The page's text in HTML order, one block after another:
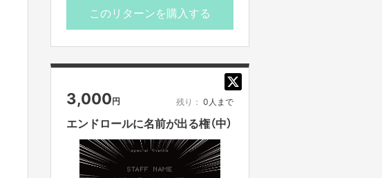
このリターンを購入する
3,000円 残り： 0人まで
エンドロールに名前が出る権（中）